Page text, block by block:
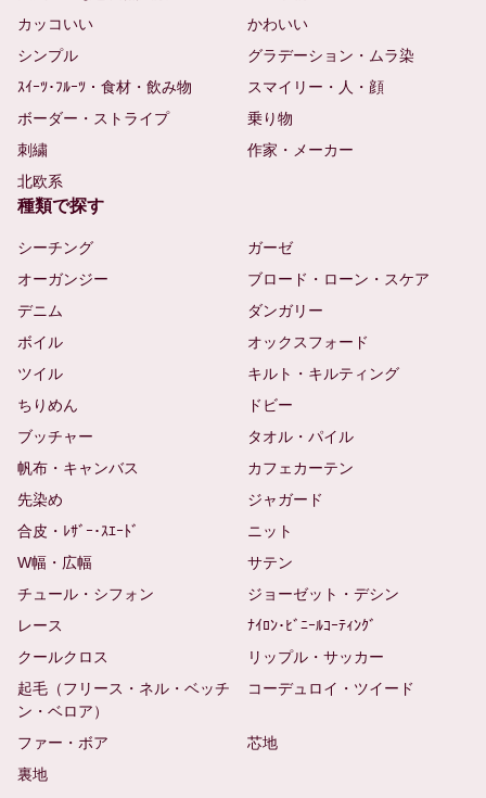
カッコいい
かわいい
シンプル
グラデーション・ムラ染
ｽｲｰﾂ･ﾌﾙｰﾂ・食材・飲み物
スマイリー・人・顔
ボーダー・ストライプ
乗り物
刺繍
作家・メーカー
北欧系
種類で探す
シーチング
ガーゼ
オーガンジー
ブロード・ローン・スケア
デニム
ダンガリー
ボイル
オックスフォード
ツイル
キルト・キルティング
ちりめん
ドビー
ブッチャー
タオル・パイル
帆布・キャンバス
カフェカーテン
先染め
ジャガード
合皮・ﾚｻﾞｰ･ｽｴｰﾄﾞ
ニット
W幅・広幅
サテン
チュール・シフォン
ジョーゼット・デシン
レース
ﾅｲﾛﾝ･ﾋﾞﾆｰﾙｺｰﾃｨﾝｸﾞ
クールクロス
リップル・サッカー
起毛（フリース・ネル・ベッチ
ン・ベロア）
コーデュロイ・ツイード
ファー・ボア
芯地
裏地